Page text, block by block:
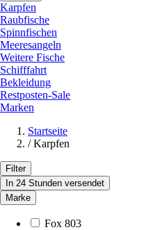
Karpfen
Raubfische
Spinnfischen
Meeresangeln
Weitere Fische
Schifffahrt
Bekleidung
Restposten-Sale
Marken
Startseite
/ Karpfen
Filter
In 24 Stunden versendet
Marke
Fox 803